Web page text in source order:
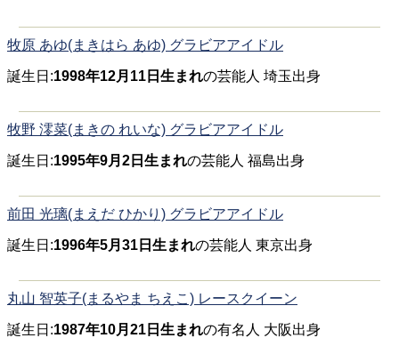
牧原 あゆ(まきはら あゆ) グラビアアイドル
誕生日:1998年12月11日生まれの芸能人 埼玉出身
牧野 澪菜(まきの れいな) グラビアアイドル
誕生日:1995年9月2日生まれの芸能人 福島出身
前田 光璃(まえだ ひかり) グラビアアイドル
誕生日:1996年5月31日生まれの芸能人 東京出身
丸山 智英子(まるやま ちえこ) レースクイーン
誕生日:1987年10月21日生まれの有名人 大阪出身